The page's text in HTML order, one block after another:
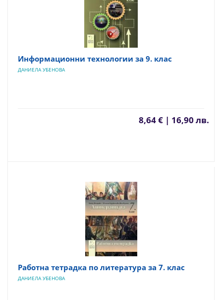
Информационни технологии за 9. клас
ДАНИЕЛА УБЕНОВА
8,64 € | 16,90 лв.
Работна тетрадка по литература за 7. клас
ДАНИЕЛА УБЕНОВА